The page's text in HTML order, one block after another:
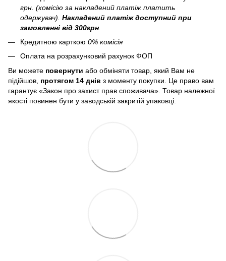
грн. (комісію за накладений платіж платить
одержувач). Накладений платіж доступний при
замовленні від 300грн
Кредитною карткою 0% комісія
Оплата на розрахунковий рахунок ФОП
Ви можете повернути або обміняти товар, який Вам не
підійшов, протягом 14 днів з моменту покупки. Це право вам
гарантує «Закон про захист прав споживача». Товар належної
якості повинен бути у заводській закритій упаковці.